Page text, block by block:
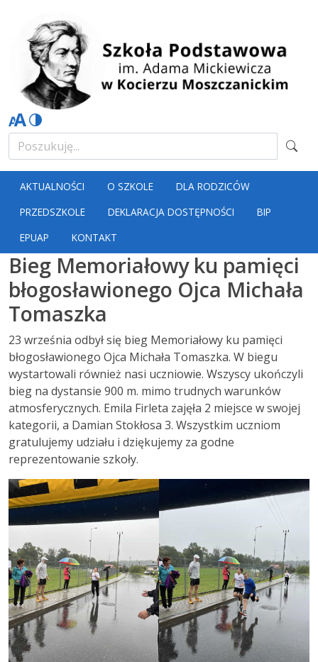
AKTUALNOŚCI O SZKOLE
DLA RODZICÓW
PRZEDSZKOLE
DEKLARACJA DOSTĘPNOŚCI
BIP
EPUAP
KONTAKT
Bieg Memoriałowy ku pamięci
błogosławionego Ojca Michała
Tomaszka
23 września odbył się bieg Memoriałowy ku pamięci
błogosławionego Ojca Michała Tomaszka. W biegu
wystartowali również nasi uczniowie. Wszyscy ukończyli
bieg na dystansie 900 m. mimo trudnych warunków
atmosferycznych. Emila Firleta zajęła 2 miejsce w swojej
kategorii, a Damian Stokłosa 3. Wszystkim uczniom
gratulujemy udziału i dziękujemy za godne
reprezentowanie szkoły.